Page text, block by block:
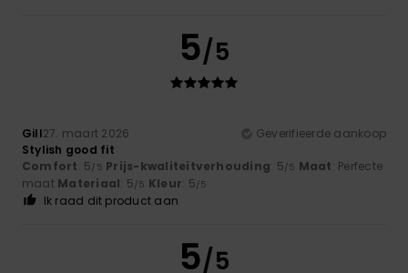
5/5
Gill27. maart 2026
Geverifieerde aankoop
Stylish good fit
Comfort: 5/5 Prijs-kwaliteitverhouding: 5/5 Maat: Perfecte
maat Materiaal: 5/5 Kleur: 5/5
Ik raad dit product aan
5/5